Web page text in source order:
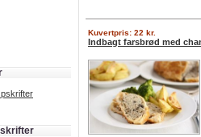
Kuvertpris: 22 kr.
Indbagt farsbrød med